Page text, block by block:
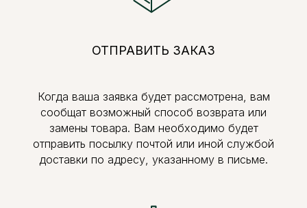
ОТПРАВИТЬ ЗАКАЗ
Когда ваша заявка будет рассмотрена, вам
сообщат возможный способ возврата или
замены товара. Вам необходимо будет
отправить посылку почтой или иной службой
доставки по адресу, указанному в письме.